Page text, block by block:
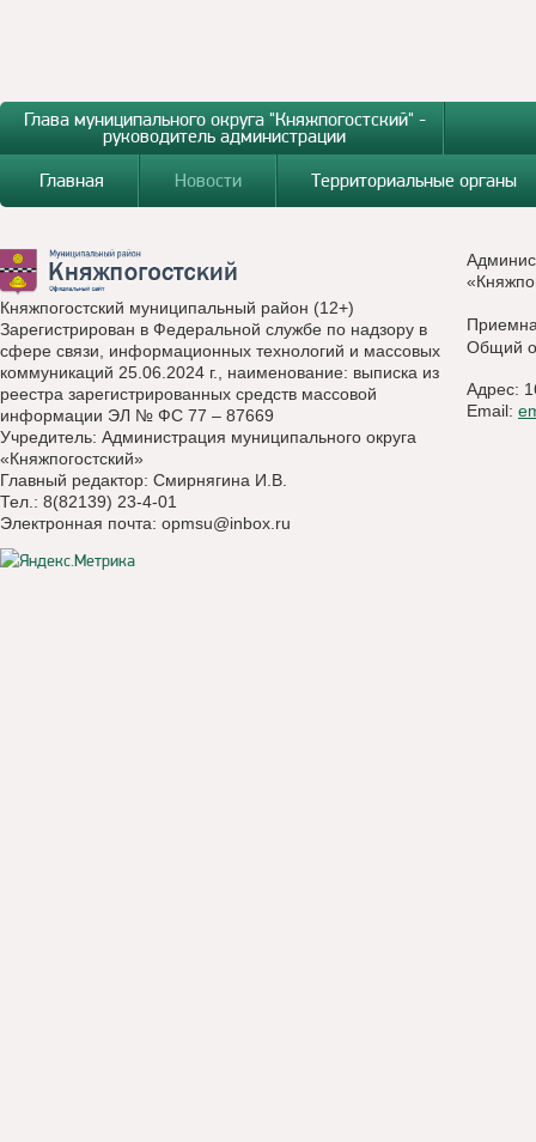
Глава муниципального округа "Княжпогостский" -
руководитель администрации
Главная
Новости Территориальные органы
Княжпогостский муниципальный район (12+)
Зарегистрирован в Федеральной службе по надзору в
сфере связи, информационных технологий и массовых
коммуникаций 25.06.2024 г., наименование: выписка из
реестра зарегистрированных средств массовой
информации ЭЛ № ФС 77 – 87669
Учредитель: Администрация муниципального округа
«Княжпогостский»
Главный редактор: Смирнягина И.В.
Тел.: 8(82139) 23-4-01
Электронная почта: opmsu@inbox.ru
Общий
Адрес:
Email: